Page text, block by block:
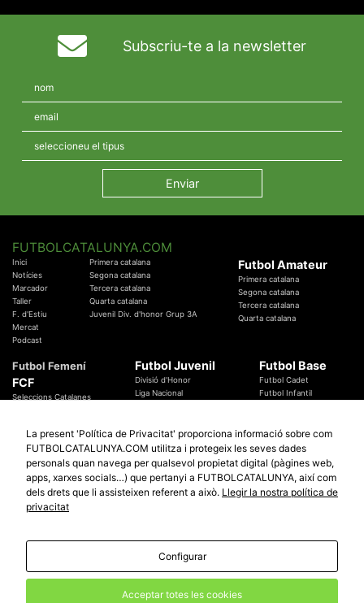
Subscriu-te a la newsletter
FUTBOLCATALUNYA.COM
Inici
Notícies
Marcador
Taller
F. d'Estiu
Mercat
Podcast
Primera catalana
Segona catalana
Tercera catalana
Quarta catalana
Juvenil Div. d'honor Grup 3A
Futbol Amateur
Primera catalana
Segona catalana
Tercera catalana
Quarta catalana
Futbol Femení
FCF
Seleccions Catalanes
Temes Federatius
Futbol Juvenil
Divisió d'Honor
Liga Nacional
Futbol Base
Futbol Cadet
Futbol Infantil
Futbol Catalunya
Promocions
Sortejos
Participació
Especials
Copa Catalunya Absoluta 2019
Copa del Rei 2019 - 2020
© 2010 - 2026FutbolCatalunya.com
redaccio@futbolcatalunya.com
La present 'Política de Privacitat' proporciona informació sobre com
FUTBOLCATALUNYA.COM utilitza i protegeix les seves dades
personals quan navega per qualsevol propietat digital (pàgines web,
apps, xarxes socials…) que pertanyi a FUTBOLCATALUNYA, així com
dels drets que li assisteixen referent a això. Llegir la nostra política de
privacitat
Configurar
Acceptar totes les cookies